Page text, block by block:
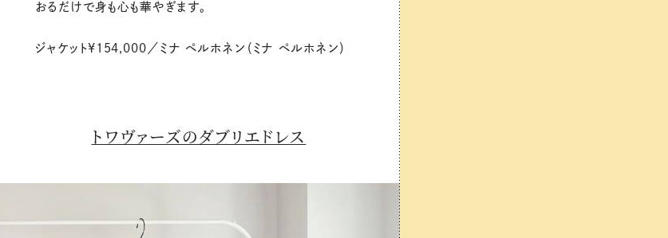
おるだけで身も心も華やぎます。
ジャケット¥154,000／ミナ ペルホネン（ミナ ペルホネン）
トワヴァーズのダブリエドレス